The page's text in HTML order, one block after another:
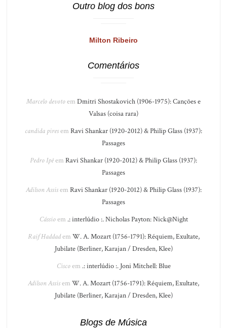
Outro blog dos bons
Milton Ribeiro
Comentários
Marcelo devotoem Dmitri Shostakovich (1906-1975): Canções e
Valsas (coisa rara)
candida piresem Ravi Shankar (1920-2012) & Philip Glass (1937):
Passages
Pedro Ipêem Ravi Shankar (1920-2012) & Philip Glass (1937):
Passages
Adilson Assisem Ravi Shankar (1920-2012) & Philip Glass (1937):
Passages
Cássioem .: interlúdio :. Nicholas Payton: Nick@Night
Raif Haddadem W. A. Mozart (1756-1791): Réquiem, Exultate,
Jubilate (Berliner, Karajan / Dresden, Klee)
Ciscoem .: interlúdio :. Joni Mitchell: Blue
Adilson Assisem W. A. Mozart (1756-1791): Réquiem, Exultate,
Jubilate (Berliner, Karajan / Dresden, Klee)
Blogs de Música